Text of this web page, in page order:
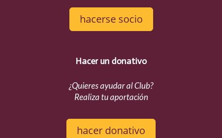
hacerse socio
Hacer un donativo
¿Quieres ayudar al Club?
Realiza tu aportación
hacer donativo